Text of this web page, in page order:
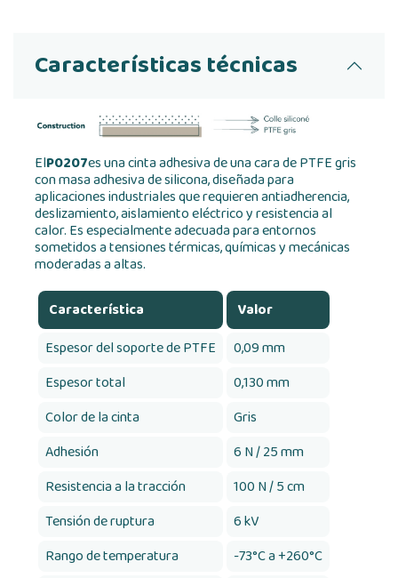
Características técnicas
ElP0207es una cinta adhesiva de una cara de PTFE gris
con masa adhesiva de silicona, diseñada para
aplicaciones industriales que requieren antiadherencia,
deslizamiento, aislamiento eléctrico y resistencia al
calor. Es especialmente adecuada para entornos
sometidos a tensiones térmicas, químicas y mecánicas
moderadas a altas.
Característica
Valor
Espesor del soporte de PTFE
0,09 mm
Espesor total
0,130 mm
Color de la cinta
Gris
Adhesión
6 N / 25 mm
Resistencia a la tracción
100 N / 5 cm
Tensión de ruptura
6 kV
Rango de temperatura
-73°C a +260°C